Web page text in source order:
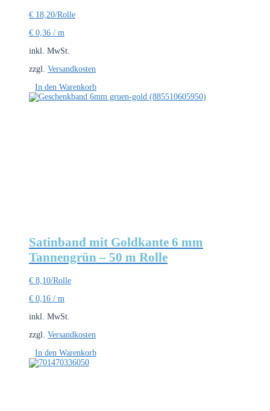
€ 18,20/Rolle
€ 0,36 / m
inkl. MwSt.
zzgl. Versandkosten
In den Warenkorb
Satinband mit Goldkante 6 mm
Tannengrün – 50 m Rolle
€ 8,10/Rolle
€ 0,16 / m
inkl. MwSt.
zzgl. Versandkosten
In den Warenkorb